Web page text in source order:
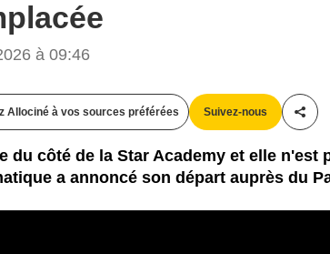
à 09:46
Allociné à vos sources préférées Suivez-nous
du côté de la Star Academy et elle n'est
a annoncé son départ auprès du